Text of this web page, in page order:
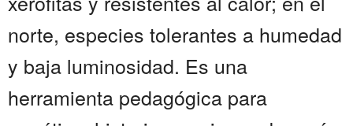
norte, especies tolerantes a humedad
y baja luminosidad. Es una
herramienta pedagógica para